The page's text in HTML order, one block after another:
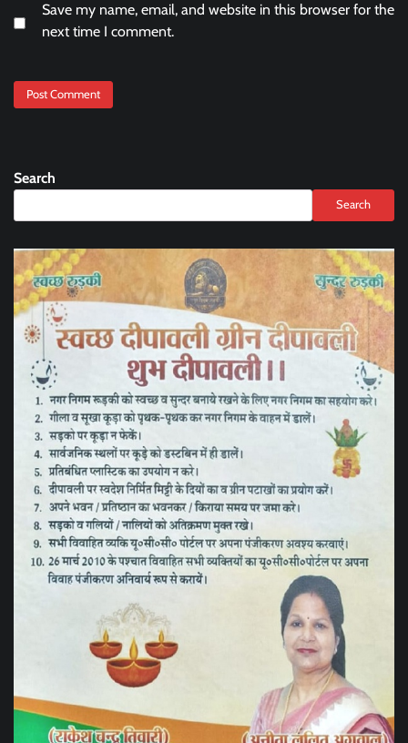
Save my name, email, and website in this browser for the
next time I comment.
Search
Search